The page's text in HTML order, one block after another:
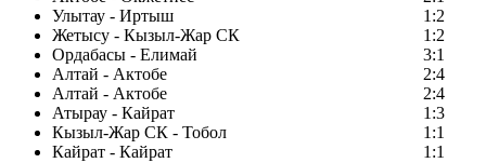
Улытау - Иртыш
1:2
Жетысу - Кызыл-Жар СК
1:2
Ордабасы - Елимай
3:1
Алтай - Актобе
2:4
Алтай - Актобе
2:4
Атырау - Кайрат
1:3
Кызыл-Жар СК - Тобол
1:1
Кайрат - Кайрат
1:1